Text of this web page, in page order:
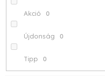
z
é
s
e
Akció 0
Újdonság 0
Tipp 0